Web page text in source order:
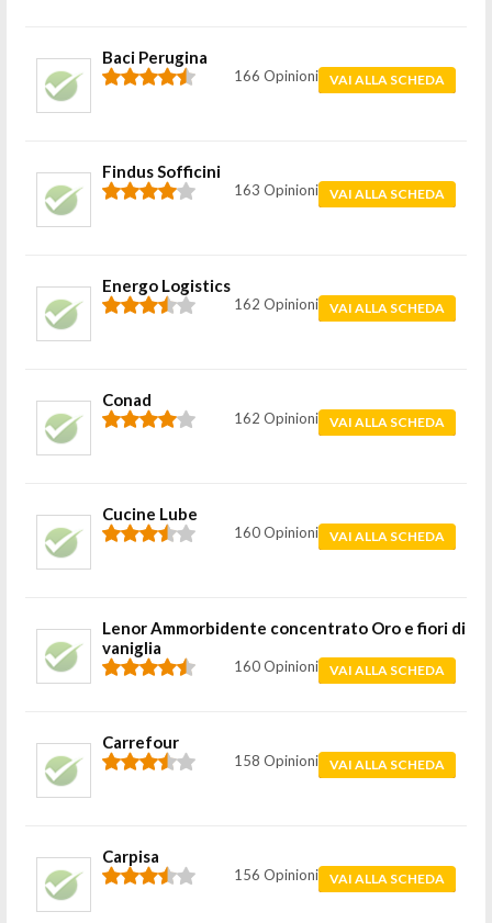
Baci Perugina
166 Opinioni VAI ALLA SCHEDA
Findus Sofficini
163 Opinioni VAI ALLA SCHEDA
Energo Logistics
162 Opinioni VAI ALLA SCHEDA
Conad
162 Opinioni VAI ALLA SCHEDA
Cucine Lube
160 Opinioni VAI ALLA SCHEDA
Lenor Ammorbidente concentrato Oro e fiori di
vaniglia
160 Opinioni VAI ALLA SCHEDA
Carrefour
158 Opinioni VAI ALLA SCHEDA
Carpisa
156 Opinioni VAI ALLA SCHEDA